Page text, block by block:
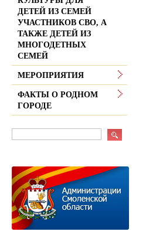
ДЕТЕЙ ИЗ СЕМЕЙ
УЧАСТНИКОВ СВО, А
ТАКЖЕ ДЕТЕЙ ИЗ
МНОГОДЕТНЫХ
СЕМЕЙ
МЕРОПРИЯТИЯ
ФАКТЫ О РОДНОМ
ГОРОДЕ